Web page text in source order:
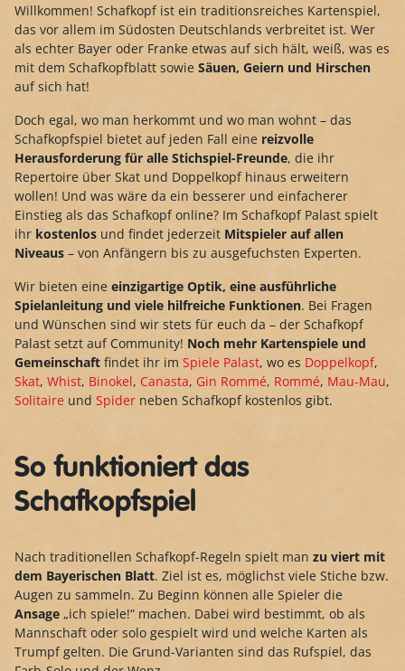
Willkommen! Schafkopf ist ein traditionsreiches Kartenspiel,
das vor allem im Südosten Deutschlands verbreitet ist. Wer
als echter Bayer oder Franke etwas auf sich hält, weiß, was es
mit dem Schafkopfblatt sowie Säuen, Geiern und Hirschen
auf sich hat!
Doch egal, wo man herkommt und wo man wohnt – das
Schafkopfspiel bietet auf jeden Fall eine reizvolle
Herausforderung für alle Stichspiel-Freunde, die ihr
Repertoire über Skat und Doppelkopf hinaus erweitern
wollen! Und was wäre da ein besserer und einfacherer
Einstieg als das Schafkopf online? Im Schafkopf Palast spielt
ihr kostenlos und findet jederzeit Mitspieler auf allen
Niveaus – von Anfängern bis zu ausgefuchsten Experten.
Wir bieten eine einzigartige Optik, eine ausführliche
Spielanleitung und viele hilfreiche Funktionen. Bei Fragen
und Wünschen sind wir stets für euch da – der Schafkopf
Palast setzt auf Community! Noch mehr Kartenspiele und
Gemeinschaft findet ihr im Spiele Palast, wo es Doppelkopf,
Skat, Whist, Binokel, Canasta, Gin Rommé, Rommé, Mau-Mau,
Solitaire und Spider neben Schafkopf kostenlos gibt.
So funktioniert das
Schafkopfspiel
Nach traditionellen Schafkopf-Regeln spielt man zu viert mit
dem Bayerischen Blatt. Ziel ist es, möglichst viele Stiche bzw.
Augen zu sammeln. Zu Beginn können alle Spieler die
Ansage „ich spiele!“ machen. Dabei wird bestimmt, ob als
Mannschaft oder solo gespielt wird und welche Karten als
Trumpf gelten. Die Grund-Varianten sind das Rufspiel, das